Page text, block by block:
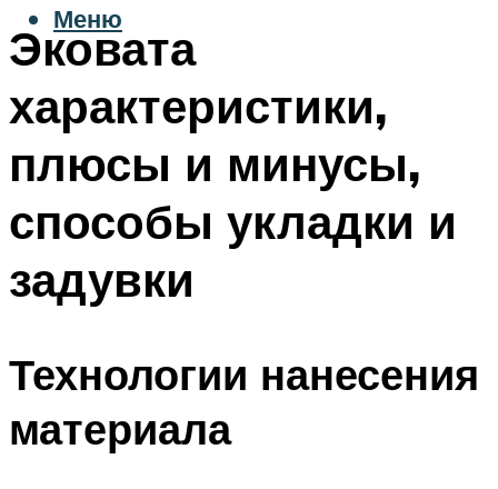
Меню
Эковата
характеристики,
плюсы и минусы,
способы укладки и
задувки
Технологии нанесения
материала